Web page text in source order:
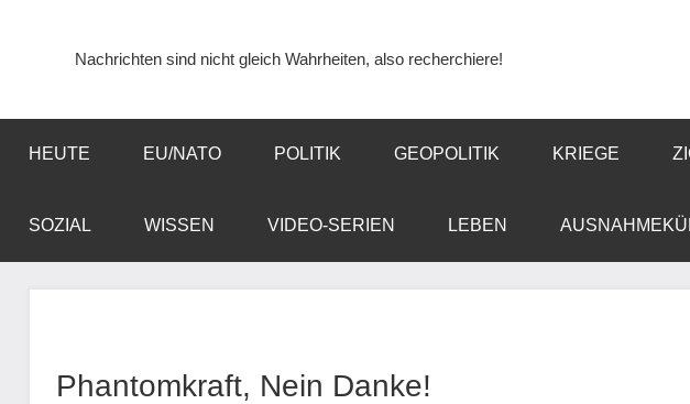
Nachrichten sind nicht gleich Wahrheiten, also recherchiere!
HEUTE EU/NATO POLITIK GEOPOLITIK KRIEGE
SOZIAL WISSEN VIDEO-SERIEN LEBEN
Phantomkraft, Nein Danke!